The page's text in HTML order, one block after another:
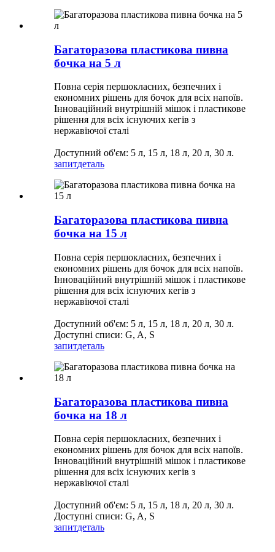
Багаторазова пластикова пивна
бочка на 5 л
Повна серія першокласних, безпечних і
економних рішень для бочок для всіх напоїв.
Інноваційний внутрішній мішок і пластикове
рішення для всіх існуючих кегів з
нержавіючої сталі
Доступний об'єм: 5 л, 15 л, 18 л, 20 л, 30 л.
запитдеталь
Багаторазова пластикова пивна
бочка на 15 л
Повна серія першокласних, безпечних і
економних рішень для бочок для всіх напоїв.
Інноваційний внутрішній мішок і пластикове
рішення для всіх існуючих кегів з
нержавіючої сталі
Доступний об'єм: 5 л, 15 л, 18 л, 20 л, 30 л.
Доступні списи: G, A, S
запитдеталь
Багаторазова пластикова пивна
бочка на 18 л
Повна серія першокласних, безпечних і
економних рішень для бочок для всіх напоїв.
Інноваційний внутрішній мішок і пластикове
рішення для всіх існуючих кегів з
нержавіючої сталі
Доступний об'єм: 5 л, 15 л, 18 л, 20 л, 30 л.
Доступні списи: G, A, S
запитдеталь